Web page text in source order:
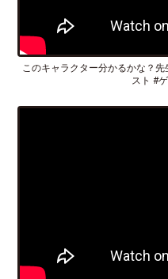
このキャラクター分かるかな？
スト #